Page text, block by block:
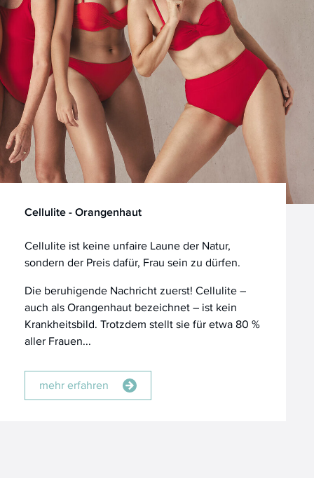
Cellulite - Orangenhaut
Cellulite ist keine unfaire Laune der Natur,
sondern der Preis dafür, Frau sein zu dürfen.
Die beruhigende Nachricht zuerst! Cellulite –
auch als Orangenhaut bezeichnet – ist kein
Krankheitsbild. Trotzdem stellt sie für etwa 80 %
aller Frauen...
mehr erfahren